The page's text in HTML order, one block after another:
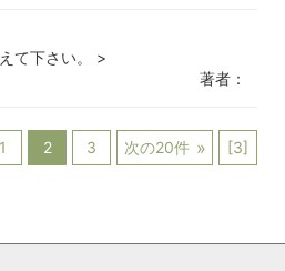
て下さい。 >
著者：
1 2 3 次の20件 [3]